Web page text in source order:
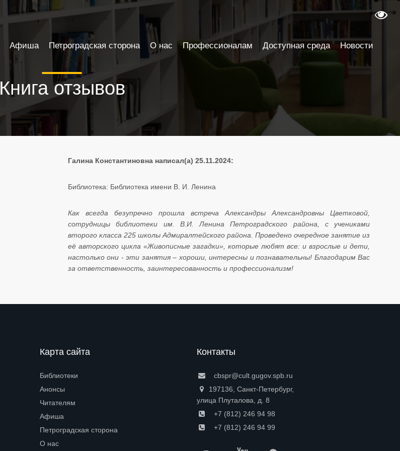
Книга отзывов
Галина Константиновна написал(а) 25.11.2024:
Библиотека: Библиотека имени В. И. Ленина
Как всегда безупречно прошла встреча Александры Александровны Цветковой,
сотрудницы библиотеки им. В.И. Ленина Петроградского района, с учениками
второго класса 225 школы Адмиралтейского района. Проведено очередное занятие из
её авторского цикла «Живописные загадки», которые любят все: и взрослые и дети,
настолько они - эти занятия – хороши, интересны и познавательны! Благодарим Вас
за ответственность, заинтересованность и профессионализм!
Карта сайта
Библиотеки
Анонсы
Читателям
Афиша
Петроградская сторона
О нас
Контакты
cbspr@cult.gugov.spb.ru
197136, Санкт-Петербург,
улица Плуталова, д. 8
+7 (812) 246 94 98
+7 (812) 246 94 99
Афиша Петроградская сторона О нас Профессионалам Доступная среда Новости